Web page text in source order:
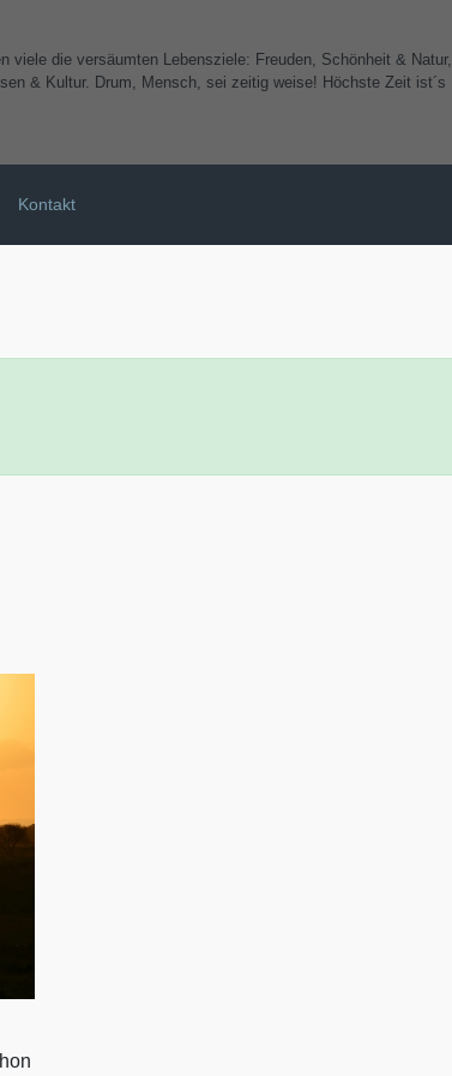
viele die versäumten Lebensziele: Freuden, Schönheit & Natur,
& Kultur. Drum, Mensch, sei zeitig weise! Höchste Zeit ist´s
Kontakt